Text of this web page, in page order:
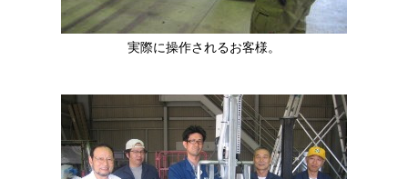
実際に操作されるお客様。